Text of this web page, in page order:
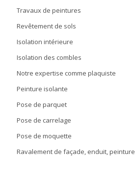
Travaux de peintures
Revêtement de sols
Isolation intérieure
Isolation des combles
Notre expertise comme plaquiste
Peinture isolante
Pose de parquet
Pose de carrelage
Pose de moquette
Ravalement de façade, enduit, peinture